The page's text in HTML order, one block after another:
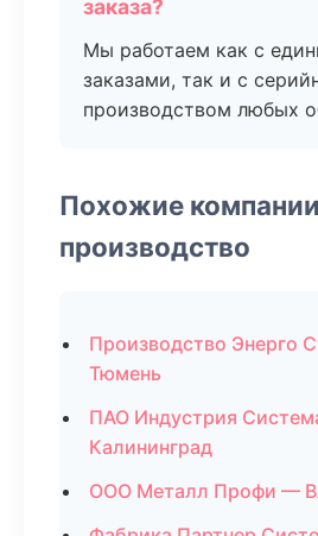
заказа?
Мы работаем как с
заказами, так и с
производством любых
Похожие
производство
Производство Энерго
Тюмень
ПАО Индустрия
Калининград
ООО Металл Профи —